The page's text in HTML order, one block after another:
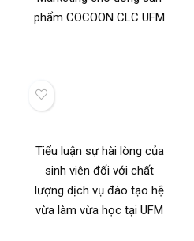
phẩm COCOON CLC UFM
Tiểu luận sự hài lòng của
sinh viên đối với chất
lượng dịch vụ đào tạo hệ
vừa làm vừa học tại UFM